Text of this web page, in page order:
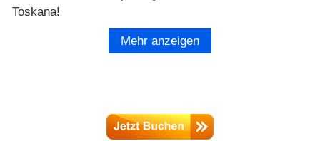
Toskana!
Florenz war stolze Stadtrepublik und reiche
Handelsmacht, später glanzvolle Residenz der Medici
Wissenschaft und Bankwesen.
Die unvergleichliche Hauptstadt der Toskana liegt auf
Mehr anzeigen